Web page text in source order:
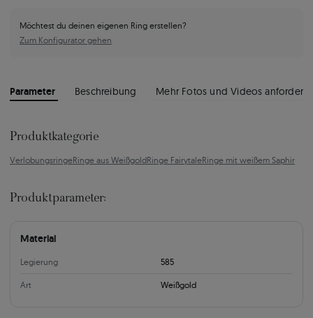
Möchtest du deinen eigenen Ring erstellen?
Zum Konfigurator gehen
Parameter Beschreibung Mehr Fotos und Videos anfordern
Produktkategorie
VerlobungsringeRinge aus WeißgoldRinge FairytaleRinge mit weißem Saphir
Produktparameter:
Material
Legierung 585
Art Weißgold